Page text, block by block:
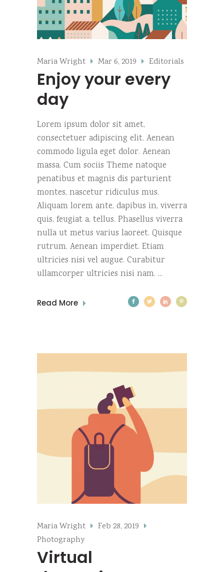
Maria Wright Mar 6, 2019 Editorials
Enjoy your every
day
Lorem ipsum dolor sit amet,
consectetuer adipiscing elit. Aenean
commodo ligula eget dolor. Aenean
massa. Cum sociis Theme natoque
penatibus et magnis dis parturient
montes, nascetur ridiculus mus.
Aliquam lorem ante, dapibus in, viverra
quis, feugiat a, tellus. Phasellus viverra
nulla ut metus varius laoreet. Quisque
rutrum. Aenean imperdiet. Etiam
ultricies nisi vel augue. Curabitur
ullamcorper ultricies nisi nam.
Read More
Maria Wright
Feb 28, 2019
Photography
Virtual